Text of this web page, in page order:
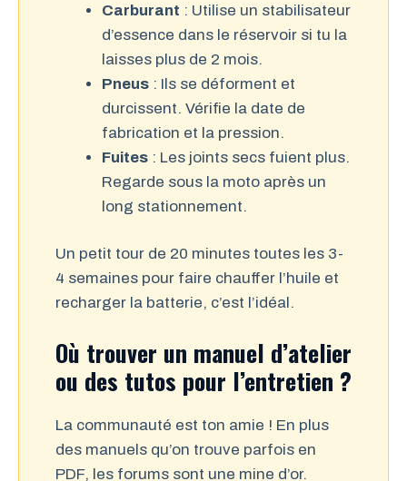
Carburant : Utilise un stabilisateur
d’essence dans le réservoir si tu la
laisses plus de 2 mois.
Pneus : Ils se déforment et
durcissent. Vérifie la date de
fabrication et la pression.
Fuites : Les joints secs fuient plus.
Regarde sous la moto après un
long stationnement.
Un petit tour de 20 minutes toutes les 3-
4 semaines pour faire chauffer l’huile et
recharger la batterie, c’est l’idéal.
Où trouver un manuel d’atelier
ou des tutos pour l’entretien ?
La communauté est ton amie ! En plus
des manuels qu’on trouve parfois en
PDF, les forums sont une mine d’or.